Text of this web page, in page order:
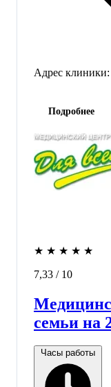
Адрес клиники:
Подробнее
★ ★ ★ ★ ★
7,33 / 10
семьи на
Часы работы